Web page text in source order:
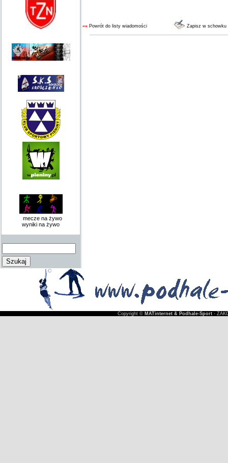
mecze na żywo
wyniki na żywo
«« Powrót do listy wiadomości Zapisz w schowku
Copyright © MATinternet & Podhale-Sport-